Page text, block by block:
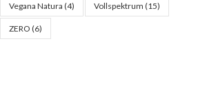
Vegana Natura (4) Vollspektrum (15)
ZERO (6)